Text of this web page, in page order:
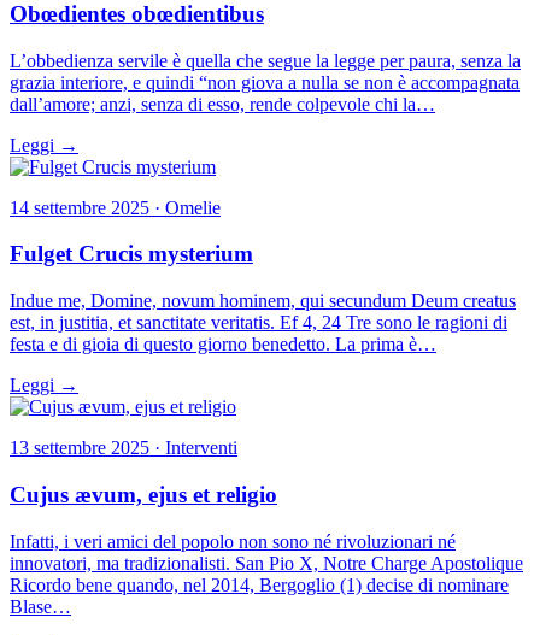
Obœdientes obœdientibus
L’obbedienza servile è quella che segue la legge per paura, senza la
grazia interiore, e quindi “non giova a nulla se non è accompagnata
dall’amore; anzi, senza di esso, rende colpevole chi la…
Leggi →
14 settembre 2025 · Omelie
Fulget Crucis mysterium
Indue me, Domine, novum hominem, qui secundum Deum creatus
est, in justitia, et sanctitate veritatis. Ef 4, 24 Tre sono le ragioni di
festa e di gioia di questo giorno benedetto. La prima è…
Leggi →
13 settembre 2025 · Interventi
Cujus ævum, ejus et religio
Infatti, i veri amici del popolo non sono né rivoluzionari né
innovatori, ma tradizionalisti. San Pio X, Notre Charge Apostolique
Ricordo bene quando, nel 2014, Bergoglio (1) decise di nominare
Blase…